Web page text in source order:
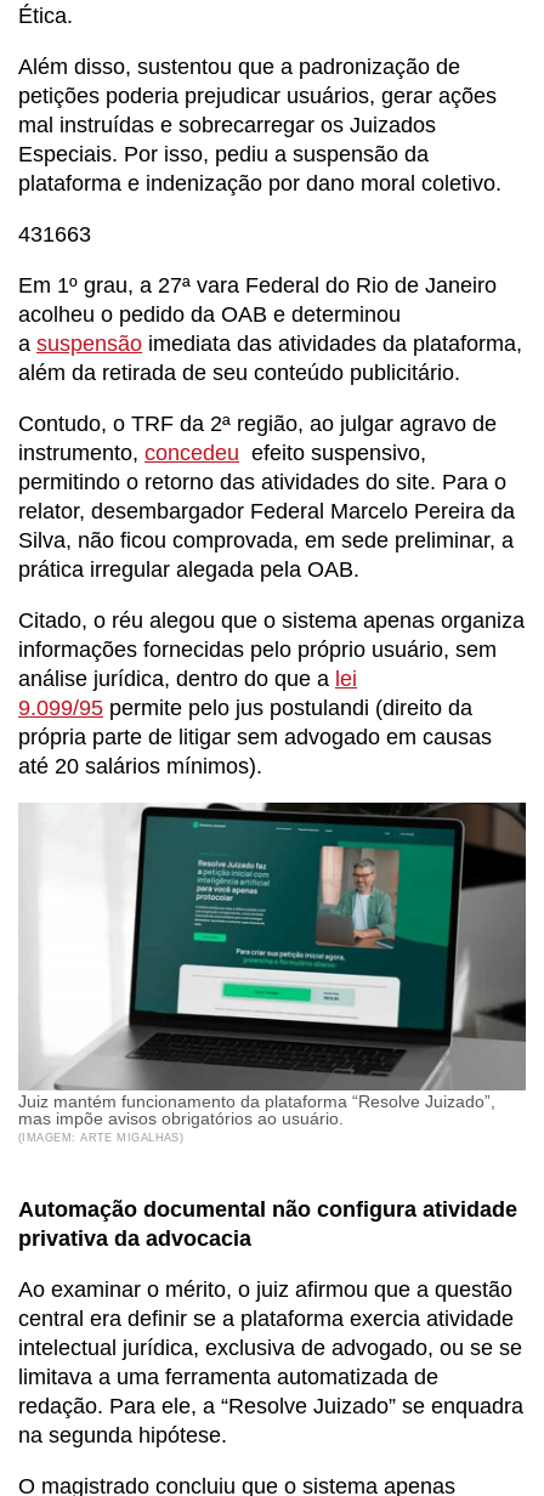
Ética.
Além disso, sustentou que a padronização de
petições poderia prejudicar usuários, gerar ações
mal instruídas e sobrecarregar os Juizados
Especiais. Por isso, pediu a suspensão da
plataforma e indenização por dano moral coletivo.
431663
Em 1º grau, a 27ª vara Federal do Rio de Janeiro
acolheu o pedido da OAB e determinou
a suspensão imediata das atividades da plataforma,
além da retirada de seu conteúdo publicitário.
Contudo, o TRF da 2ª região, ao julgar agravo de
instrumento, concedeu efeito suspensivo,
permitindo o retorno das atividades do site. Para o
relator, desembargador Federal Marcelo Pereira da
Silva, não ficou comprovada, em sede preliminar, a
prática irregular alegada pela OAB.
Citado, o réu alegou que o sistema apenas organiza
informações fornecidas pelo próprio usuário, sem
análise jurídica, dentro do que a lei
9.099/95 permite pelo jus postulandi (direito da
própria parte de litigar sem advogado em causas
até 20 salários mínimos).
Juiz mantém funcionamento da plataforma “Resolve Juizado”,
mas impõe avisos obrigatórios ao usuário.
(IMAGEM: ARTE MIGALHAS)
Automação documental não configura atividade
privativa da advocacia
Ao examinar o mérito, o juiz afirmou que a questão
central era definir se a plataforma exercia atividade
intelectual jurídica, exclusiva de advogado, ou se se
limitava a uma ferramenta automatizada de
redação. Para ele, a “Resolve Juizado” se enquadra
na segunda hipótese.
O magistrado concluiu que o sistema apenas